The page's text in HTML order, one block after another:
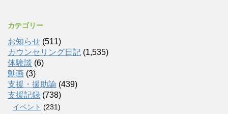
カテゴリー
お知らせ (511)
カウンセリング日記 (1,535)
体験談 (6)
動画 (3)
支援・援助論 (439)
支援記録 (738)
イベント (231)